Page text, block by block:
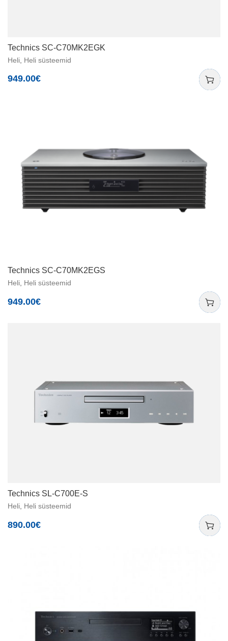
Technics SC-C70MK2EGK
Heli Heli süsteemid
949.00€
Technics SC-C70MK2EGS
Heli, Heli süsteemid
949.00€
Technics SL-C700E-S
Heli, Heli süsteemid
890.00€